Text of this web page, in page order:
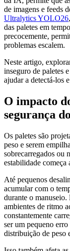
de imagens e feeds
Ultralytics YOLO26
das paletes em
precocemente,
problemas escalem.
Neste artigo,
inseguro de paletes
ajudar a detectá-los
O impacto
segurança
Os paletes são
peso e serem
sobrecarregados ou
estabilidade começa
Até pequenos
acumular com o
durante o manuseio.
ambientes de ritmo
constantemente
ser um pequeno
distribuição de peso